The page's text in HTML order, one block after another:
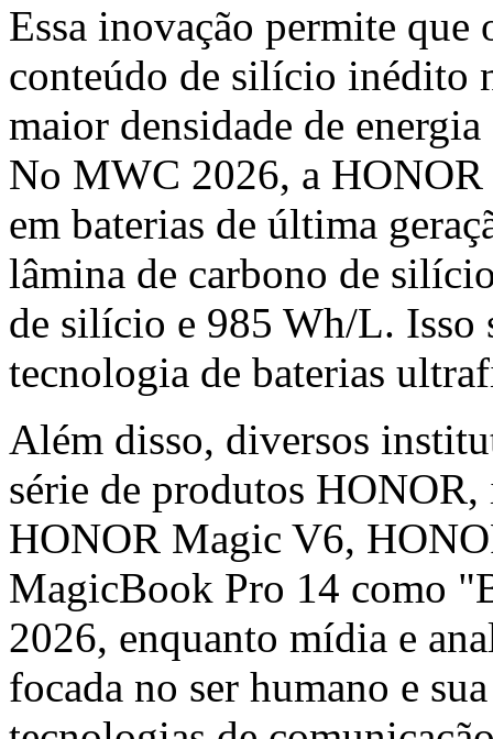
Essa inovação permite
conteúdo de silício inédito
maior densidade de
No MWC 2026, a HONOR
em baterias de última
lâmina de carbono de
de silício e 985 Wh/L. Isso
tecnologia de baterias
Além disso, diversos
série de produtos
HONOR Magic V6,
MagicBook Pro 14 como
2026, enquanto mídia e
focada no ser humano e